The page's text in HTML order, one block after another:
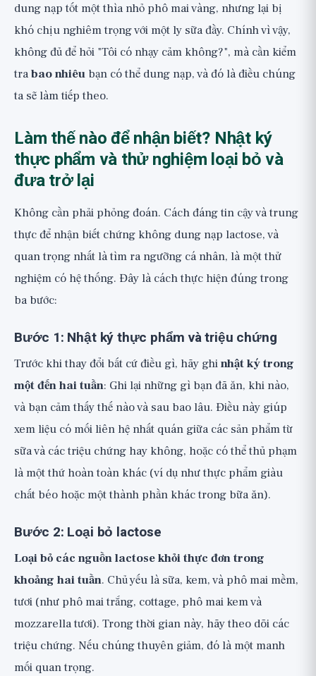
dung nạp tốt một thìa nhỏ phô mai vàng, nhưng lại bị
khó chịu nghiêm trọng với một ly sữa đầy. Chính vì vậy,
không đủ để hỏi "Tôi có nhạy cảm không?", mà cần kiểm
trabao nhiêu bạn có thể dung nạp, và đó là điều chúng
ta sẽ làm tiếp theo.
Làm thế nào để nhận biết? Nhật ký
thực phẩm và thử nghiệm loại bỏ và
đưa trở lại
Không cần phải phỏng đoán. Cách đáng tin cậy và trung
thực để nhận biết chứng không dung nạp lactose, và
quan trọng nhất là tìm ra ngưỡng cá nhân, là một thử
nghiệm có hệ thống. Đây là cách thực hiện đúng trong
ba bước:
Bước 1: Nhật ký thực phẩm và triệu chứng
Trước khi thay đổi bất cứ điều gì, hãy ghinhật ký trong
một đến hai tuần: Ghi lại những gì bạn đã ăn, khi nào,
và bạn cảm thấy thế nào và sau bao lâu. Điều này giúp
xem liệu có mối liên hệ nhất quán giữa các sản phẩm từ
sữa và các triệu chứng hay không, hoặc có thể thủ phạm
là một thứ hoàn toàn khác (ví dụ như thực phẩm giàu
chất béo hoặc một thành phần khác trong bữa ăn).
Bước 2: Loại bỏ lactose
Loại bỏ các nguồn lactose khỏi thực đơn trong
khoảng hai tuần. Chủ yếu là sữa, kem, và phô mai mềm,
tươi (như phô mai trắng, cottage, phô mai kem và
mozzarella tươi). Trong thời gian này, hãy theo dõi các
triệu chứng. Nếu chúng thuyên giảm, đó là một manh
mối quan trọng.